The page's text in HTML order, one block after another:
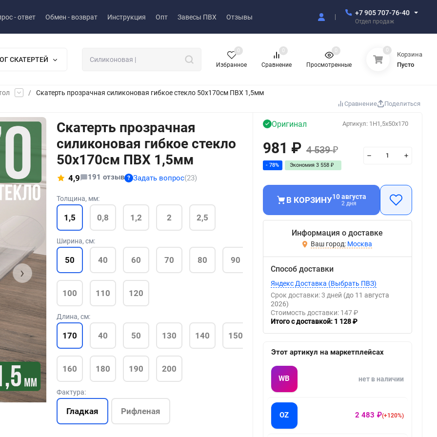
- ответ Обмен - возврат Инструкция Опт Завесы ПВХ Отзывы
+7 905 707-76-40
Отдел продаж
СКАТЕРТЕЙ
Избранное
0
Сравнение
0
Просмотренные
0 0
Корзина
Пусто
/ Скатерть прозрачная силиконовая гибкое стекло 50x170см ПВХ 1,5мм
Сравнение Поделиться
›
Скатерть прозрачная
силиконовая гибкое стекло
50x170см ПВХ 1,5мм
4,9 191 отзыв ? Задать вопрос(23)
Толщина, мм:
1,5 0,8 1,2 2 2,5
Ширина, см:
50 40 60 70 80 90
100 110 120
Длина, см:
170 40 50 130 140 150
160 180 190 200
Фактура:
Гладкая Рифленая
Артикул: 1H1,5x50x170
Оригинал
981 ₽ 4 539₽
- 78% Экономия 3 558 ₽
В КОРЗИНУ10 августа
2 дня
Информация о доставке
Москва
Способ доставки
Яндекс Доставка (Выбрать ПВЗ)
Срок доставки: 3 дней (до 11 августа
2026)
Стоимость доставки: 147 ₽
Итого с доставкой: 1 128 ₽
Этот артикул на маркетплейсах
WB нет в наличии
OZ 2 483 ₽(+120%)